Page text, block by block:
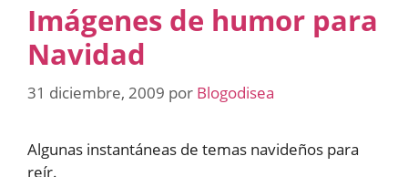
Imágenes de humor para
Navidad
31 diciembre, 2009 por Blogodisea
Algunas instantáneas de temas navideños para
reír.